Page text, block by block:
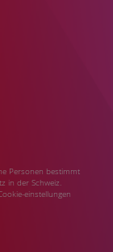
Personen bestimmt
in der Schweiz.
einstellungen